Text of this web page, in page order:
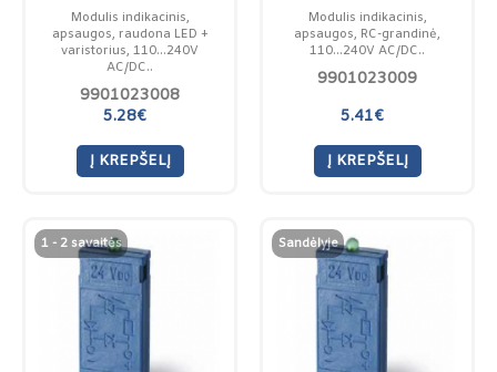
Modulis indikacinis,
apsaugos, raudona LED +
varistorius, 110...240V
AC/DC..
9901023008
5.28€
Į KREPŠELĮ
Modulis indikacinis,
apsaugos, RC-grandinė,
110...240V AC/DC..
9901023009
5.41€
Į KREPŠELĮ
1 - 2 savaitės Sandėlyje